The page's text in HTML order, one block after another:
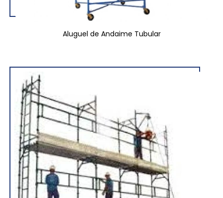
Aluguel de Andaime Tubular